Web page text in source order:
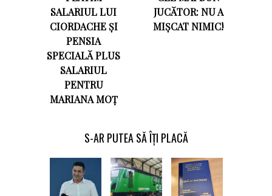
SALARIUL LUI
CIORDACHE ȘI
PENSIA
SPECIALĂ PLUS
SALARIUL
PENTRU
MARIANA MOȚ
JUCĂTOR: NU A
MIȘCAT NIMIC!
S-AR PUTEA SĂ ÎȚI PLACĂ